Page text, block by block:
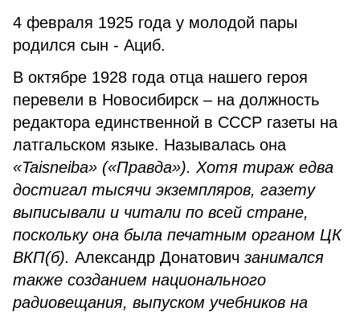
4 февраля 1925 года у молодой пары
родился сын - Ациб.
В октябре 1928 года отца нашего героя
перевели в Новосибирск – на должность
редактора единственной в СССР газеты на
латгальском языке. Называлась она
«Taisneiba» («Правда»). Хотя тираж едва
достигал тысячи экземпляров, газету
выписывали и читали по всей стране,
поскольку она была печатным органом ЦК
ВКП(б). Александр Донатович занимался
также созданием национального
радиовещания, выпуском учебников на